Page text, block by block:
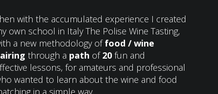
with the accumulated experience I created
own school in Italy The Polise Wine Tasting,
a new methodology offood / wine
through a path of20 fun and
lessons, for amateurs and professional
wanted to learn about the wine and food
in a simple way.